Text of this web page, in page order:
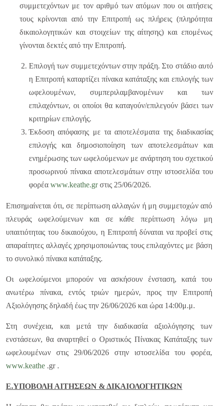
συμμετεχόντων με τον αριθμό των ατόμων που οι αιτήσεις
τους κρίνονται από την Επιτροπή ως πλήρεις (πληρότητα
δικαιολογητικών και στοιχείων της αίτησης) και επομένως
γίνονται δεκτές από την Επιτροπή.
Επιλογή των συμμετεχόντων στην πράξη. Στο στάδιο αυτό
η Επιτροπή καταρτίζει πίνακα κατάταξης και επιλογής των
ωφελουμένων, συμπεριλαμβανομένων και των
επιλαχόντων, οι οποίοι θα καταγούν/επιλεγούν βάσει των
κριτηρίων επιλογής.
Έκδοση απόφασης με τα αποτελέσματα της διαδικασίας
επιλογής και δημοσιοποίηση των αποτελεσμάτων και
ενημέρωσης των ωφελούμενων με ανάρτηση του σχετικού
προσωρινού πίνακα αποτελεσμάτων στην ιστοσελίδα του
φορέα www.keathe.grστις 25/06/2026.
Επισημαίνεται ότι, σε περίπτωση αλλαγών ή μη συμμετοχών από
πλευράς ωφελούμενων και σε κάθε περίπτωση λόγω μη
υπαιτιότητας του δικαιούχου, η Επιτροπή δύναται να προβεί στις
απαραίτητες αλλαγές χρησιμοποιώντας τους επιλαχόντες με βάση
το συνολικό πίνακα κατάταξης.
Οι ωφελούμενοι μπορούν να ασκήσουν ένσταση, κατά του
ανωτέρω πίνακα, εντός τριών ημερών, προς την Επιτροπή
Αξιολόγησης δηλαδή έως την 26/06/2026 και ώρα 14:00μ.μ.
Στη συνέχεια, και μετά την διαδικασία αξιολόγησης των
ενστάσεων, θα αναρτηθεί ο Οριστικός Πίνακας Κατάταξης των
ωφελουμένων στις 29/06/2026 στην ιστοσελίδα του φορέα,
www.keathe .gr .
E.ΥΠΟΒΟΛΗ ΑΙΤΗΣΕΩΝ & ΔΙΚΑΙΟΛΟΓΗΤΙΚΩΝ